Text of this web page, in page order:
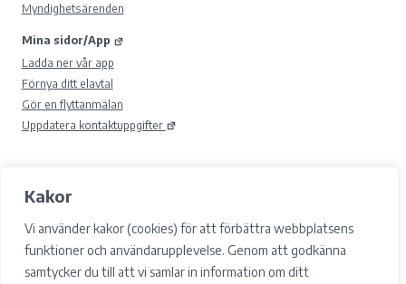
Kakor
Vi använder kakor (cookies) för att förbättra webbplatsens
funktioner och användarupplevelse. Genom att godkänna
samtycker du till att vi samlar in information om ditt
Myndighetsärenden
Mina sidor/App
Ladda ner vår app
Förnya ditt elavtal
Gör en flyttanmälan
Uppdatera kontaktuppgifter
Samtyckesval
Cookies
Integritetspolicy och GDPR
Tillgänglighet